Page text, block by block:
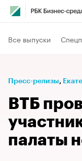
Все выпуски
Пресс-релизы⁠,
ВТБ
палаты